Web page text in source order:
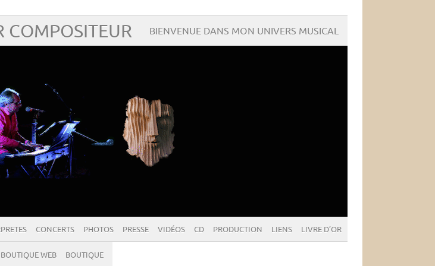
COMPOSITEUR BIENVENUE DANS MON UNIVERS MUSICAL
CONCERTS PHOTOS PRESSE VIDÉOS CD PRODUCTION LIENS LIVRE D’OR
BOUTIQUE WEB BOUTIQUE